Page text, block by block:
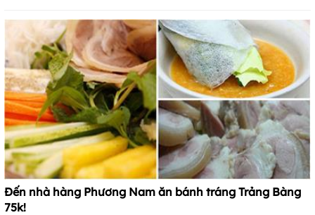
Đến nhà hàng Phương Nam ăn bánh tráng Trảng Bàng
75k!